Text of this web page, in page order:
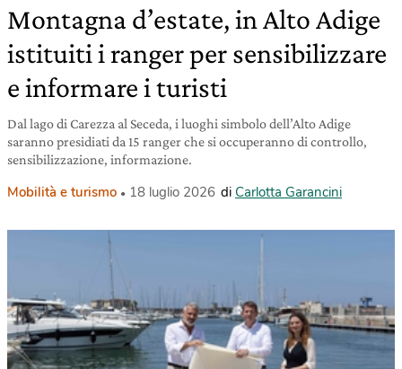
Montagna d’estate, in Alto Adige
istituiti i ranger per sensibilizzare
e informare i turisti
Dal lago di Carezza al Seceda, i luoghi simbolo dell’Alto Adige
saranno presidiati da 15 ranger che si occuperanno di controllo,
sensibilizzazione, informazione.
Mobilità e turismo 18 luglio 2026 di Carlotta Garancini